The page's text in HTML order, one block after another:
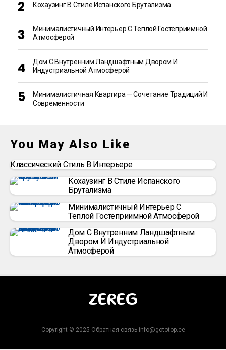
Кохаузинг В Стиле Испанского Брутализма
Минималистичный Интерьер С Теплой Гостеприимной
Атмосферой
Дом С Внутренним Ландшафтным Двором И
Индустриальной Атмосферой
Минималистичная Квартира — Сочетание Традиций И
Современности
You May Also Like
Классический Стиль В Интерьере
Кохаузинг В Стиле Испанского
Брутализма
Минималистичный Интерьер С
Теплой Гостеприимной Атмосферой
Дом С Внутренним Ландшафтным
Двором И Индустриальной
Атмосферой
ZEREG
Copyright © 2025 Обратная связь info@gototop.ee